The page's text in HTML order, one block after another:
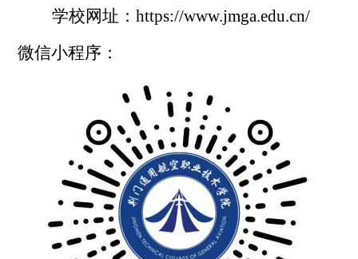
学校网址：https://www.jmga.edu.cn/
微信小程序：